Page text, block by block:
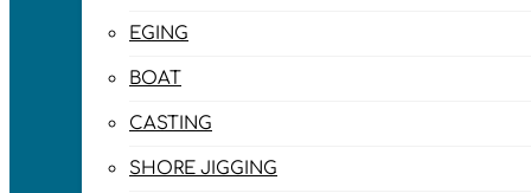
EGING
BOAT
CASTING
SHORE JIGGING